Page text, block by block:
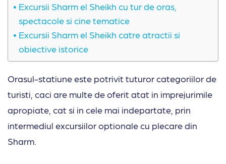
Excursii Sharm el Sheikh cu tur de oras,
spectacole si cine tematice
Excursii Sharm el Sheikh catre atractii si
obiective istorice
Orasul-statiune este potrivit tuturor categoriilor de
turisti, caci are multe de oferit atat in imprejurimile
apropiate, cat si in cele mai indepartate, prin
intermediul excursiilor optionale cu plecare din
Sharm.